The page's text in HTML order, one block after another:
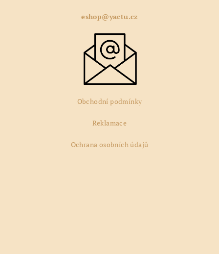
eshop@yactu.cz
Obchodní podmínky
Reklamace
Ochrana osobních údajů